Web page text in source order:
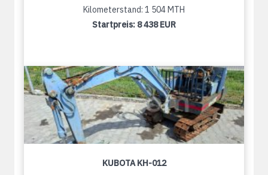
Kilometerstand: 1 504 MTH
Startpreis: 8 438 EUR
KUBOTA KH-012